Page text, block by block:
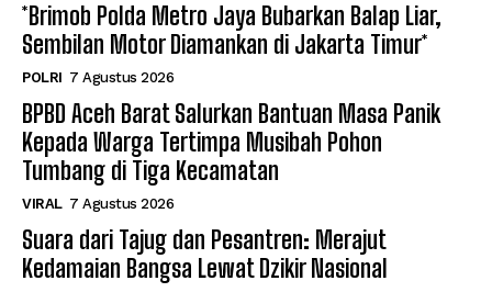
*Brimob Polda Metro Jaya Bubarkan Balap Liar,
Sembilan Motor Diamankan di Jakarta Timur*
POLRI 7 Agustus 2026
BPBD Aceh Barat Salurkan Bantuan Masa Panik
Kepada Warga Tertimpa Musibah Pohon
Tumbang di Tiga Kecamatan
VIRAL 7 Agustus 2026
Suara dari Tajug dan Pesantren: Merajut
Kedamaian Bangsa Lewat Dzikir Nasional